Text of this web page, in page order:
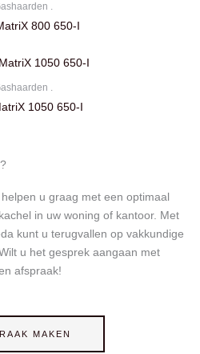
.
800 650-I
.
1050 650-I
u graag met een optimaal
in uw woning of kantoor. Met
kunt u terugvallen op vakkundige
u het gesprek aangaan met
afspraak!
MAKEN